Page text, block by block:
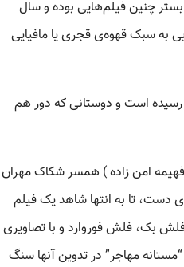
چنین فیلم‌هایی بوده و سال
به سبک قهوه‌ی قجری یا مافیایی
رسیده است و دوستانی که دور هم
(فهیمه امن زاده ) همسر شکاک مهران
دست، تا به انتها شاهد یک فیلم
بک، فلش فوروارد و با تصاویری
مهاجر” در تدوین آنها سنگ